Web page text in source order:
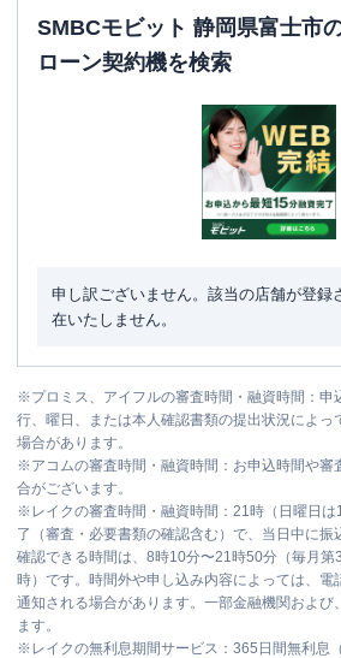
SMBCモビット 静岡県富士市
ローン契約機を検索
申し訳ございません。該当の店舗が登録
在いたしません。
※プロミス、アイフルの審査時間・融資時間：申
行、曜日、または本人確認書類の提出状況によっ
場合があります。
※アコムの審査時間・融資時間：お申込時間や
合がございます。
※ レイクの審査時間・融資時間：21時（日曜日
了（審査・必要書類の確認含む）で、当日中に振
確認できる時間は、8時10分〜21時50分（毎月
時）です。時間外や申し込み内容によっては、
通知される場合があります。一部金融機関および
ます。
※ レイクの無利息期間サービス：365日間無利息